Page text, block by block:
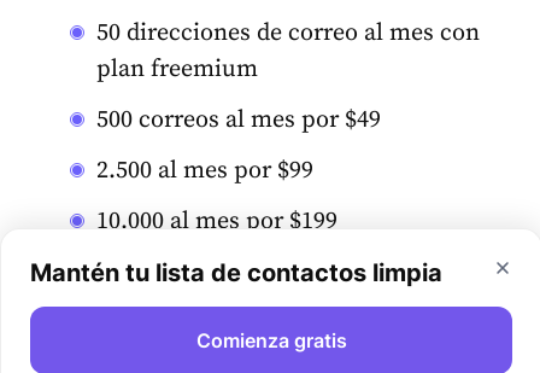
50 direcciones de correo al mes con
plan freemium
500 correos al mes por $49
2.500 al mes por $99
10.000 al mes por $199
30.000 al mes por $399
5. RocketReach
Mantén tu lista de contactos limpia
Comienza gratis